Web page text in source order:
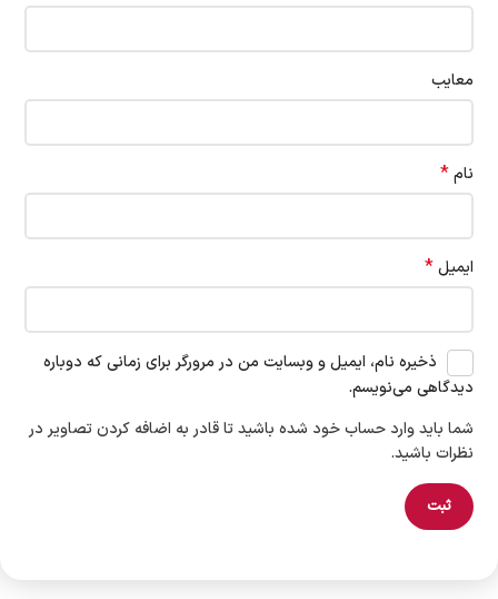
معایب
نام*
ایمیل*
ذخیره نام، ایمیل و وبسایت من در مرورگر برای زمانی که دوباره
دیدگاهی می‌نویسم.
شما باید وارد حساب خود شده باشید تا قادر به اضافه کردن تصاویر در
نظرات باشید.